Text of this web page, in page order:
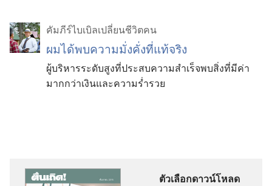
คัมภีร์ไบเบิลเปลี่ยนชีวิตคน
ผมได้พบความมั่งคั่งที่แท้จริง
ผู้บริหารระดับสูงที่ประสบความสำเร็จพบสิ่งที่มีค่า
มากกว่าเงินและความร่ำรวย
ตัวเลือกดาวน์โหลด